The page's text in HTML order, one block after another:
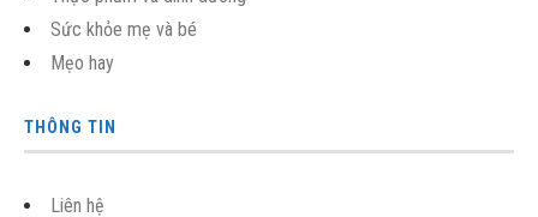
Sức khỏe mẹ và bé
Mẹo hay
THÔNG TIN
Liên hệ